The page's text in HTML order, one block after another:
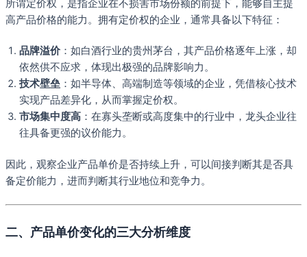
所谓定价权，是指企业在不损害市场份额的前提下，能够自主提
高产品价格的能力。拥有定价权的企业，通常具备以下特征：
品牌溢价 ：如白酒行业的贵州茅台，其产品价格逐年上涨，却
依然供不应求，体现出极强的品牌影响力。
技术壁垒 ：如半导体、高端制造等领域的企业，凭借核心技术
实现产品差异化，从而掌握定价权。
市场集中度高 ：在寡头垄断或高度集中的行业中，龙头企业往
往具备更强的议价能力。
因此，观察企业产品单价是否持续上升，可以间接判断其是否具
备定价能力，进而判断其行业地位和竞争力。
二、产品单价变化的三大分析维度